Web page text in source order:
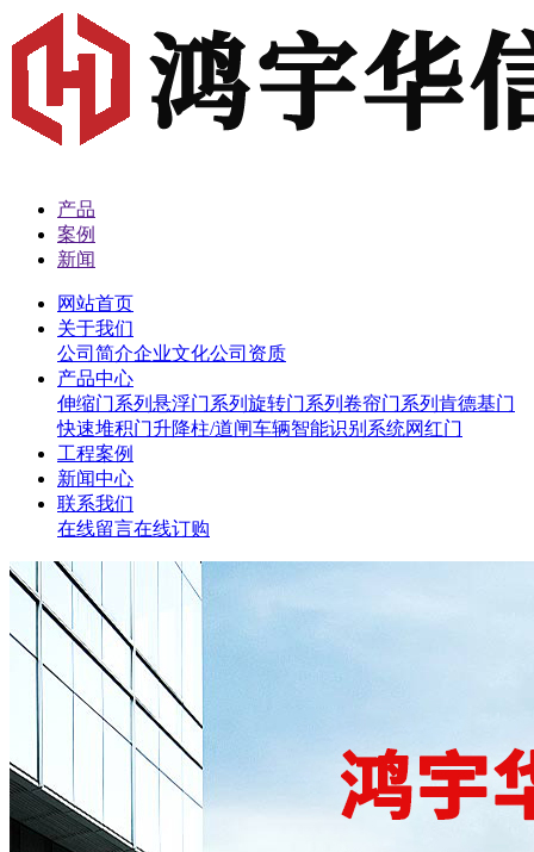
产品
案例
新闻
网站首页
关于我们
公司简介企业文化公司资质
产品中心
伸缩门系列 悬浮门系列 旋转门系列 卷帘门系列 肯德基门
快速堆积门升降柱/道闸车辆智能识别系统网红门
工程案例
新闻中心
联系我们
在线留言在线订购